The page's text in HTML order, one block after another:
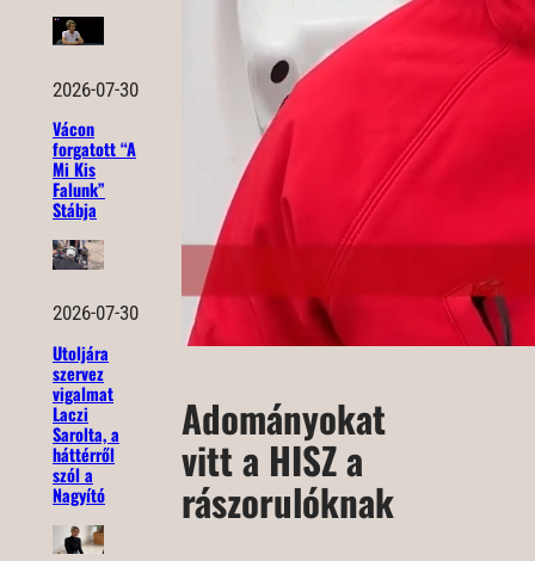
2026-07-30
Vácon
forgatott “A
Mi Kis
Falunk”
Stábja
2026-07-30
Utoljára
szervez
vigalmat
Laczi
Sarolta, a
háttérről
szól a
Nagyító
Adományokat
vitt a HISZ a
rászorulóknak